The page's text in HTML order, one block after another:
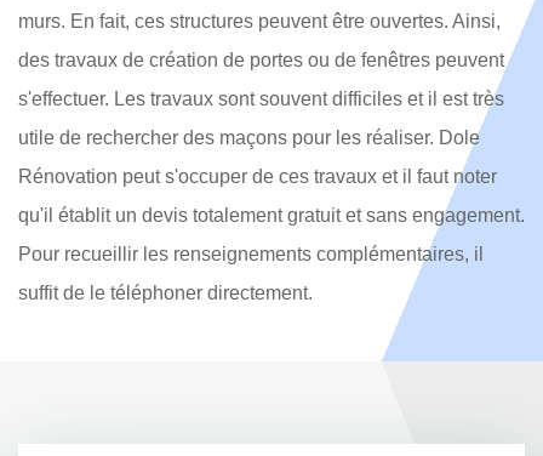
murs. En fait, ces structures peuvent être ouvertes. Ainsi,
des travaux de création de portes ou de fenêtres peuvent
s'effectuer. Les travaux sont souvent difficiles et il est très
utile de rechercher des maçons pour les réaliser. Dole
Rénovation peut s'occuper de ces travaux et il faut noter
qu'il établit un devis totalement gratuit et sans engagement.
Pour recueillir les renseignements complémentaires, il
suffit de le téléphoner directement.